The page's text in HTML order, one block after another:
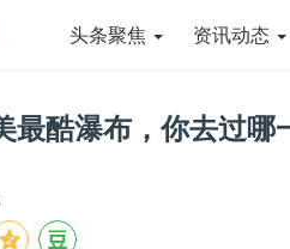
头条聚焦 资讯动态
最酷瀑布，你去过哪